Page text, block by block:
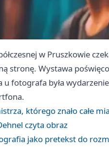
w Pruszkowie
stronę. Wystawa
fotografa była
którego znało całe
czyta obraz
jako pretekst do